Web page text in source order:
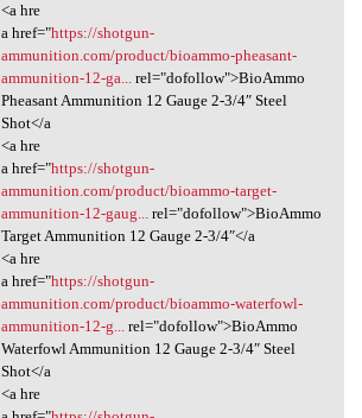
<a hre
a href="https://shotgun-
ammunition.com/product/bioammo-pheasant-
ammunition-12-ga...rel="dofollow">BioAmmo
Pheasant Ammunition 12 Gauge 2-3/4″ Steel
Shot</a
<a hre
a href="https://shotgun-
ammunition.com/product/bioammo-target-
ammunition-12-gaug...rel="dofollow">BioAmmo
Target Ammunition 12 Gauge 2-3/4″</a
<a hre
a href="https://shotgun-
ammunition.com/product/bioammo-waterfowl-
ammunition-12-g...rel="dofollow">BioAmmo
Waterfowl Ammunition 12 Gauge 2-3/4″ Steel
Shot</a
<a hre